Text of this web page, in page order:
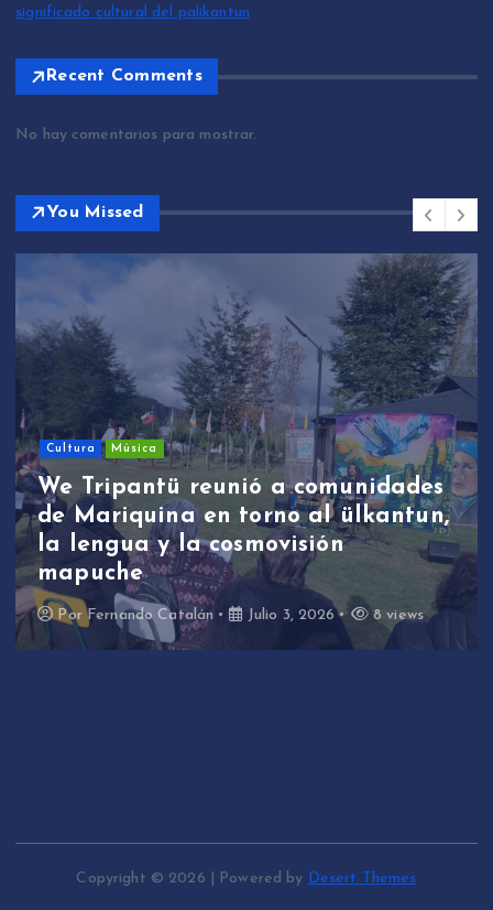
significado cultural del palikantun
Recent Comments
No hay comentarios para mostrar.
You Missed
Cultura Música
We Tripantü reunió a comunidades
de Mariquina en torno al ülkantun,
la lengua y la cosmovisión
mapuche
PorFernando Catalán Julio 3, 2026 8 views
Copyright © 2026 | Powered by Desert Themes